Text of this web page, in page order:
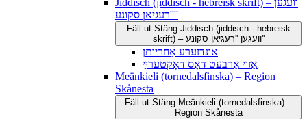
Jiddisch (jiddisch - hebreisk skrift) – וועגען
''רעגיאן סקונע''
Fäll ut Stäng Jiddisch (jiddisch - hebreisk
skrift) – וועגען ''רעגיאן סקונע''
אונדזערע אַחריותן
אַזוי אַרבעט דאָס דאָקטערײַ
Meänkieli (tornedalsfinska) – Region
Skånesta
Fäll ut Stäng Meänkieli (tornedalsfinska) –
Region Skånesta